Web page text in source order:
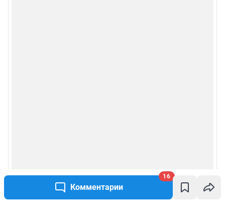
Комментарии
16